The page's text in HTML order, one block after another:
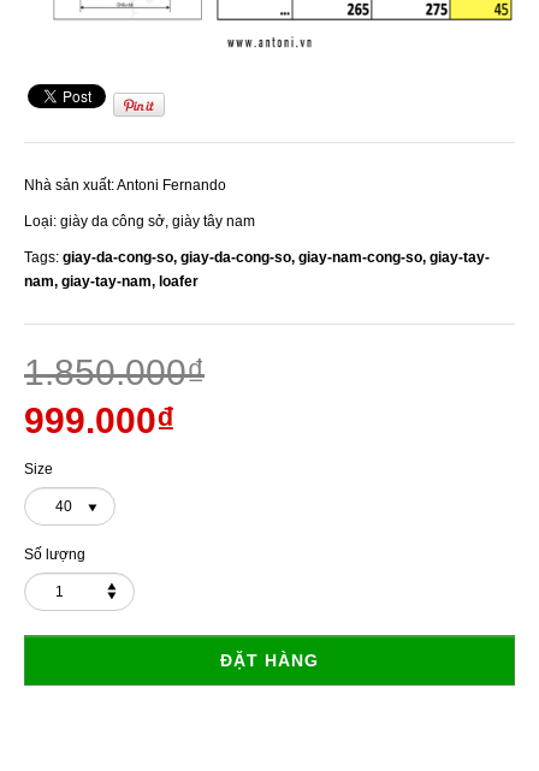
Nhà sản xuất:Antoni Fernando
Loại: giày da công sở, giày tây nam
Tags: giay-da-cong-so, giay-da-cong-so, giay-nam-cong-so, giay-tay-
nam, giay-tay-nam, loafer
1.850.000₫
999.000₫
Size
40
Số lượng
ĐẶT HÀNG